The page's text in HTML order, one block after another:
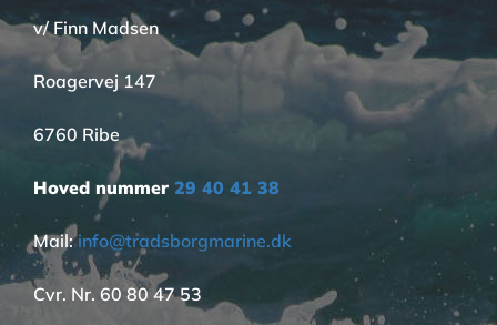
v/ Finn Madsen
Roagervej 147
6760 Ribe
Hoved nummer 29 40 41 38
Mail:info@tradsborgmarine.dk
Cvr. Nr. 60 80 47 53